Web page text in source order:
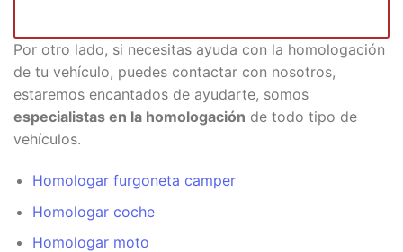
Por otro lado, si necesitas ayuda con la homologación
de tu vehículo, puedes contactar con nosotros,
estaremos encantados de ayudarte, somos
especialistas en la homologación de todo tipo de
vehículos.
Homologar furgoneta camper
Homologar coche
Homologar moto